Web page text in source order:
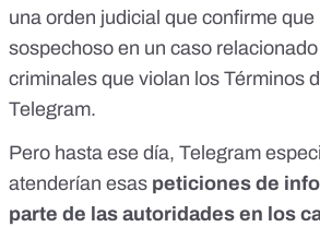
una orden judicial que confirme
sospechoso en un caso
criminales que violan los Términos
Telegram.
Pero hasta ese día, Telegram
atenderían esas peticiones de
parte de las autoridades en los